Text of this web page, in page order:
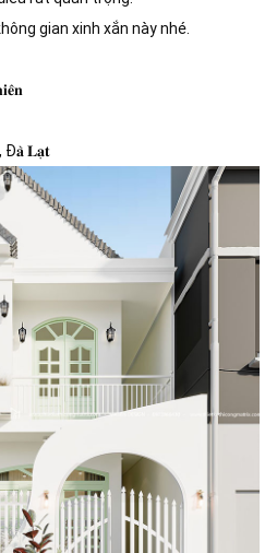
gian xinh xắn này nhé.
Đ𝐚̀ 𝐋𝐚̣𝐭